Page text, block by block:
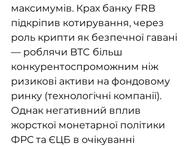
максимумів. Крах банку FRB
підкріпив котирування, через
роль крипти як безпечної гавані
— роблячи BTC більш
конкурентоспроможним ніж
ризикові активи на фондовому
ринку (технологічні компанії).
Однак негативний вплив
жорсткої монетарної політики
ФРС та ЄЦБ в очікуванні